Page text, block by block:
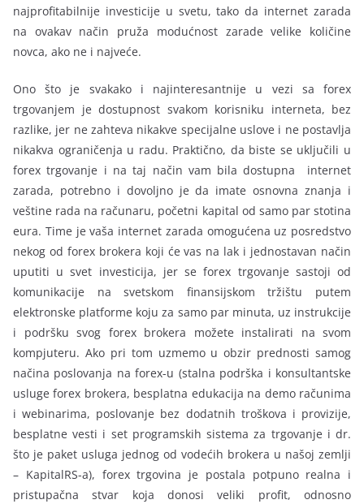
najprofitabilnije investicije u svetu, tako da internet zarada
na ovakav način pruža modućnost zarade velike količine
novca, ako ne i najveće.
Ono što je svakako i najinteresantnije u vezi sa forex
trgovanjem je dostupnost svakom korisniku interneta, bez
razlike, jer ne zahteva nikakve specijalne uslove i ne postavlja
nikakva ograničenja u radu. Praktično, da biste se uključili u
forex trgovanje i na taj način vam bila dostupna internet
zarada, potrebno i dovoljno je da imate osnovna znanja i
veštine rada na računaru, početni kapital od samo par stotina
eura. Time je vaša internet zarada omogućena uz posredstvo
nekog od forex brokera koji će vas na lak i jednostavan način
uputiti u svet investicija, jer se forex trgovanje sastoji od
komunikacije na svetskom finansijskom tržištu putem
elektronske platforme koju za samo par minuta, uz instrukcije
i podršku svog forex brokera možete instalirati na svom
kompjuteru. Ako pri tom uzmemo u obzir prednosti samog
načina poslovanja na forex-u (stalna podrška i konsultantske
usluge forex brokera, besplatna edukacija na demo računima
i webinarima, poslovanje bez dodatnih troškova i provizije,
besplatne vesti i set programskih sistema za trgovanje i dr.
što je paket usluga jednog od vodećih brokera u našoj zemlji
– KapitalRS-a), forex trgovina je postala potpuno realna i
pristupačna stvar koja donosi veliki profit, odnosno